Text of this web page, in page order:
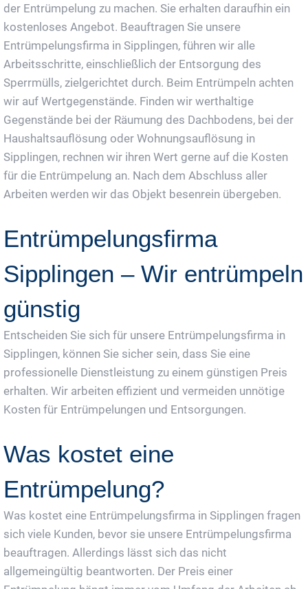
der Entrümpelung zu machen. Sie erhalten daraufhin ein
kostenloses Angebot. Beauftragen Sie unsere
Entrümpelungsfirma in Sipplingen, führen wir alle
Arbeitsschritte, einschließlich der Entsorgung des
Sperrmülls, zielgerichtet durch. Beim Entrümpeln achten
wir auf Wertgegenstände. Finden wir werthaltige
Gegenstände bei der Räumung des Dachbodens, bei der
Haushaltsauflösung oder Wohnungsauflösung in
Sipplingen, rechnen wir ihren Wert gerne auf die Kosten
für die Entrümpelung an. Nach dem Abschluss aller
Arbeiten werden wir das Objekt besenrein übergeben.
Entrümpelungsfirma
Sipplingen – Wir entrümpeln
günstig
Entscheiden Sie sich für unsere Entrümpelungsfirma in
Sipplingen, können Sie sicher sein, dass Sie eine
professionelle Dienstleistung zu einem günstigen Preis
erhalten. Wir arbeiten effizient und vermeiden unnötige
Kosten für Entrümpelungen und Entsorgungen.
Was kostet eine
Entrümpelung?
Was kostet eine Entrümpelungsfirma in Sipplingen fragen
sich viele Kunden, bevor sie unsere Entrümpelungsfirma
beauftragen. Allerdings lässt sich das nicht
allgemeingültig beantworten. Der Preis einer